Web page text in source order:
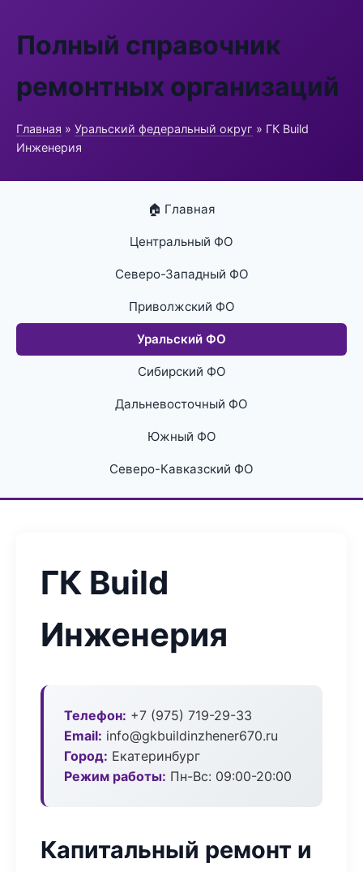
Полный справочник
ремонтных организаций
Главная » Уральский федеральный округ » ГК Build
Инженерия
🏠 Главная
Центральный ФО
Северо-Западный ФО
Приволжский ФО
Уральский ФО
Сибирский ФО
Дальневосточный ФО
Южный ФО
Северо-Кавказский ФО
ГК Build
Инженерия
Телефон: +7 (975) 719-29-33
Email: info@gkbuildinzhener670.ru
Город: Екатеринбург
Режим работы: Пн-Вс: 09:00-20:00
Капитальный ремонт и